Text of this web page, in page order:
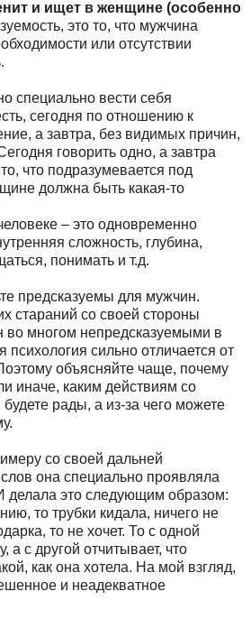
и ищет в женщине (особенно
это то, что мужчина
или отсутствии
специально вести себя
сегодня по отношению к
а завтра, без видимых причин,
говорить одно, а завтра
что подразумевается под
должна быть какая-то
– это одновременно
сложность, глубина,
понимать и т.д.
предсказуемы для мужчин.
стараний со своей стороны
во многом непредсказуемыми в
психология сильно отличается от
объясняйте чаще, почему
иначе, каким действиям со
рады, а из-за чего можете
со своей дальней
она специально проявляла
делала это следующим образом:
то трубки кидала, ничего не
то не хочет. То с одной
а с другой отчитывает, что
как она хотела. На мой взгляд,
и неадекватное